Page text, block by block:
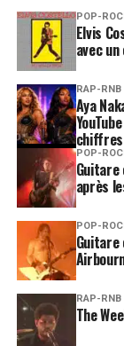
POP-
Elvis
avec
RAP-RNB
Aya
chiffres
POP-
Guitare
après
POP-
Guitare
RAP-RNB
The